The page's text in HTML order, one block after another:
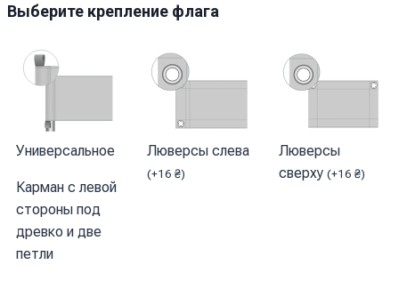
Выберите крепление флага
Универсальное
Карман с левой
стороны под
древко и две
петли
Люверсы слева
(+16₴)
Люверсы
сверху (+16 ₴)